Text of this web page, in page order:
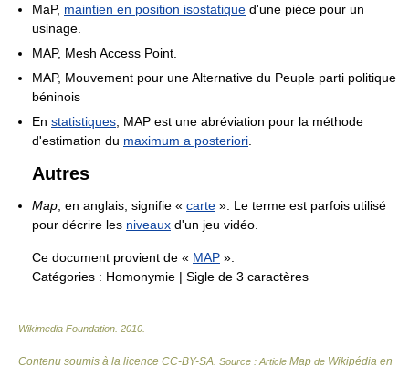
MaP, maintien en position isostatique d'une pièce pour un
usinage.
MAP, Mesh Access Point.
MAP, Mouvement pour une Alternative du Peuple parti politique
béninois
En statistiques , MAP est une abréviation pour la méthode
d'estimation du maximum a posteriori
Autres
Map , en anglais, signifie « carte ». Le terme est parfois utilisé
pour décrire les niveaux d'un jeu vidéo.
Ce document provient de « MAP ».
Catégories : Homonymie | Sigle de 3 caractères
Wikimedia Foundation 2010
Contenu soumis à la licence CC-BY-SA . Source : Article Map de Wikipédia en